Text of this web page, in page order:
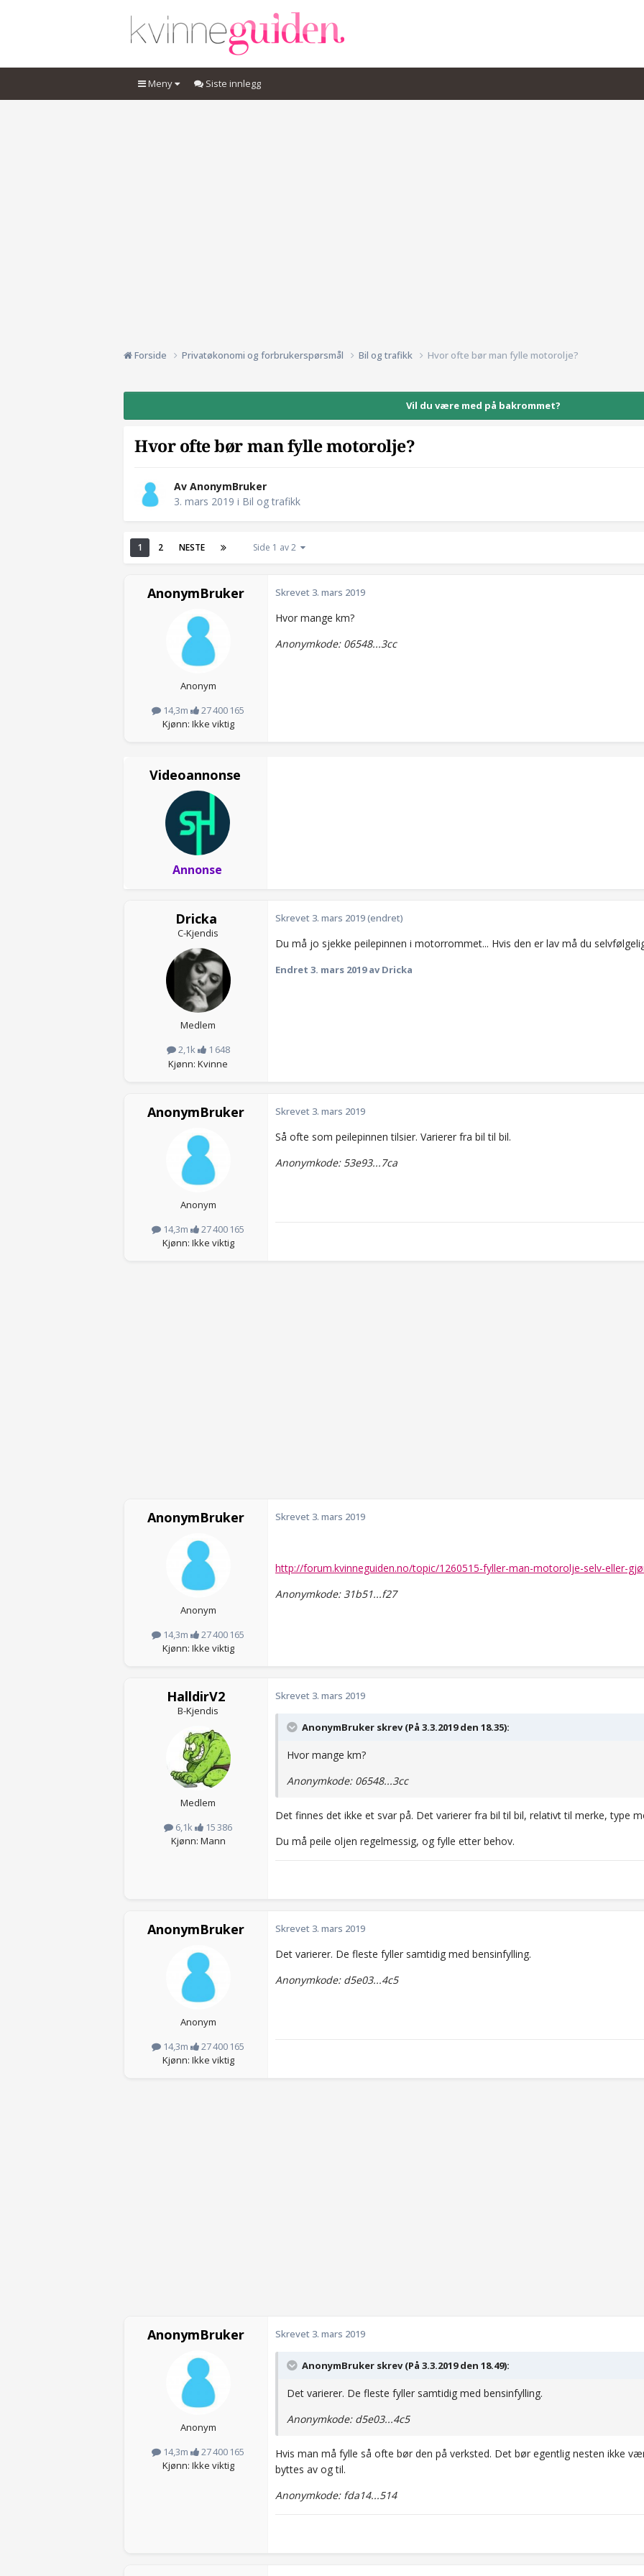
Meny Siste innlegg
Forside Privatøkonomi og forbrukerspørsmål Bil og trafikk Hvor ofte bør man fylle motorolje?
Vil du være med på bakrommet?
Hvor ofte bør man fylle motorolje?
Av AnonymBruker
3. mars 2019 i Bil og trafikk
1 2 NESTE Side 1 av 2
AnonymBruker
Anonym
14,3m
27 400 165
Kjønn: Ikke viktig
Skrevet 3. mars 2019
Hvor mange km?
Anonymkode: 06548...3cc
Videoannonse
Annonse
Dricka
C-Kjendis
Medlem
2,1k
1 648
Kjønn: Kvinne
Skrevet 3. mars 2019(endret)
Du må jo sjekke peilepinnen i motorrommet... Hvis den er lav må du
Endret 3. mars 2019av Dricka
AnonymBruker
Anonym
14,3m
27 400 165
Kjønn: Ikke viktig
Skrevet 3. mars 2019
Så ofte som peilepinnen tilsier. Varierer fra bil til bil.
Anonymkode: 53e93...7ca
AnonymBruker
Anonym
14,3m
27 400 165
Kjønn: Ikke viktig
Skrevet 3. mars 2019
http://forum.kvinneguiden.no/topic/1260515-fyller-man-motorolje-selv-eller-
Anonymkode: 31b51...f27
HalldirV2
B-Kjendis
Medlem
6,1k
15 386
Kjønn: Mann
Skrevet 3. mars 2019
AnonymBruker skrev (På 3.3.2019 den 18.35):
Hvor mange km?
Anonymkode: 06548...3cc
Det finnes det ikke et svar på. Det varierer fra bil til bil, relativt til merke, type
Du må peile oljen regelmessig, og fylle etter behov.
AnonymBruker
Anonym
14,3m
27 400 165
Kjønn: Ikke viktig
Skrevet 3. mars 2019
Det varierer. De fleste fyller samtidig med bensinfylling.
Anonymkode: d5e03...4c5
AnonymBruker
Anonym
14,3m
27 400 165
Kjønn: Ikke viktig
Skrevet 3. mars 2019
AnonymBruker skrev (På 3.3.2019 den 18.49):
Det varierer. De fleste fyller samtidig med bensinfylling.
Anonymkode: d5e03...4c5
Hvis man må fylle så ofte bør den på verksted. Det bør egentlig nesten ikke
byttes av og til.
Anonymkode: fda14...514